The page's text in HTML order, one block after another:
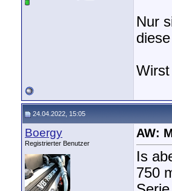
Nur
24.04.2022, 15:05
Boergy
Registrierter Benutzer
AW:
Is
750